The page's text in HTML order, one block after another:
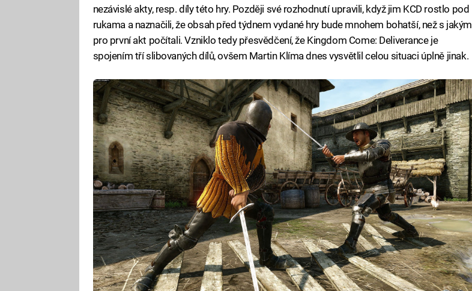
nezávislé akty, resp. díly této hry. Později své rozhodnutí upravili, když jim KCD rostlo pod
rukama a naznačili, že obsah před týdnem vydané hry bude mnohem bohatší, než s jakým
pro první akt počítali. Vzniklo tedy přesvědčení, že Kingdom Come: Deliverance je
spojením tří slibovaných dílů, ovšem Martin Klíma dnes vysvětlil celou situaci úplně jinak.